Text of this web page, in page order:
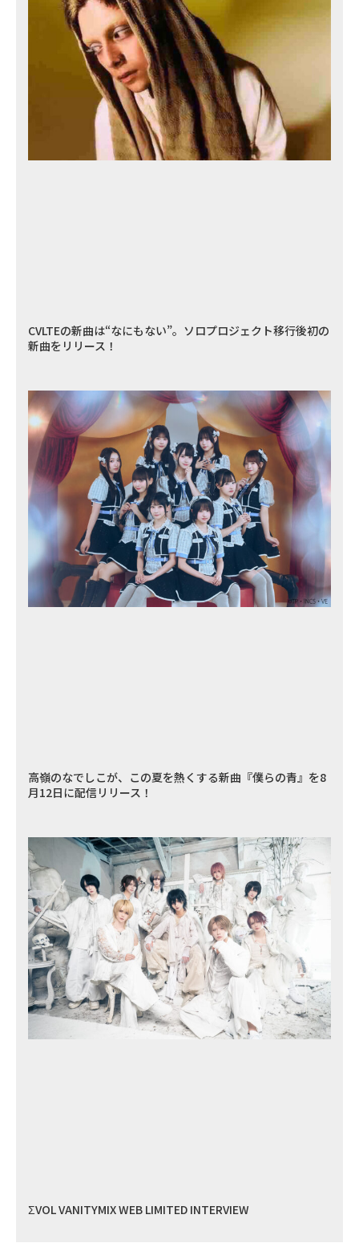
CVLTEの新曲は“なにもない”。ソロプロジェクト移行後初の
新曲をリリース！
高嶺のなでしこが、この夏を熱くする新曲『僕らの青』を8
月12日に配信リリース！
ΣVOL VANITYMIX WEB LIMITED INTERVIEW